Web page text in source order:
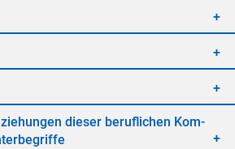
die­ser be­ruf­li­chen Kom­